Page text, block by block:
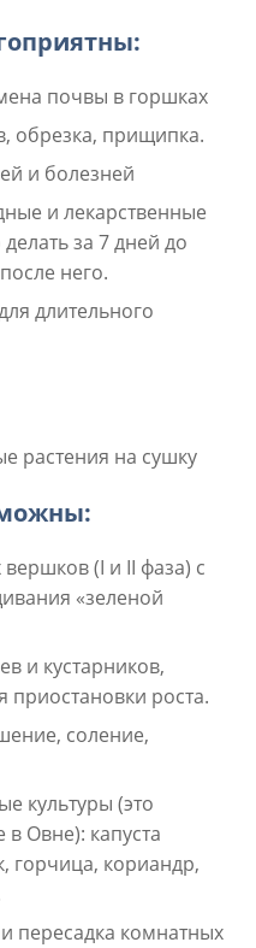
почвы в горшках
обрезка, прищипка.
и болезней
и лекарственные
за 7 дней до
него.
длительного
растения на сушку
(I и II фаза) с
«зеленой
и кустарников,
роста.
соление,
культуры (это
Овне): капуста
горчица, кориандр,
пересадка комнатных